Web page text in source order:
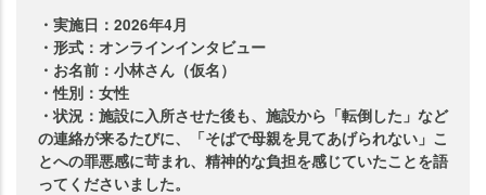
・実施日：2026年4月
・形式：オンラインインタビュー
・お名前：小林さん（仮名）
・性別：女性
・状況：施設に入所させた後も、施設から「転倒した」など
の連絡が来るたびに、「そばで母親を見てあげられない」こ
とへの罪悪感に苛まれ、精神的な負担を感じていたことを語
ってくださいました。